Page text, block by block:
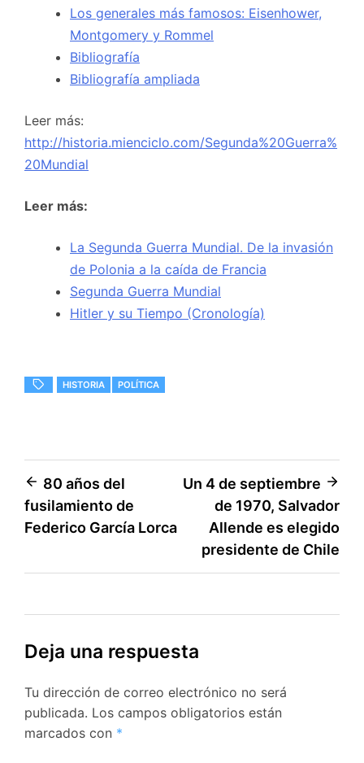
Los generales más famosos: Eisenhower,
Montgomery y Rommel
Bibliografía
Bibliografía ampliada
Leer más:
http://historia.mienciclo.com/Segunda%20Guerra%
20Mundial
Leer más:
La Segunda Guerra Mundial. De la invasión
de Polonia a la caída de Francia
Segunda Guerra Mundial
Hitler y su Tiempo (Cronología)
HISTORIA POLÍTICA
Navegación
de
80 años del
fusilamiento de
Federico García Lorca
Un 4 de septiembre
de 1970, Salvador
Allende es elegido
presidente de Chile
Deja una respuesta
Tu dirección de correo electrónico no será
publicada. Los campos obligatorios están
marcados con *